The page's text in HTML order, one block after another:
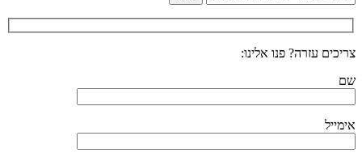
צריכים עזרה? פנו אלינו:
שם
אימייל